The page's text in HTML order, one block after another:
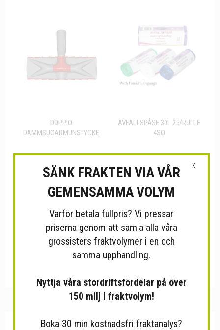
DOPPIO
DAMMSUGARMUNSTYCKE
AVFALLSPÅSE 30L 25/RULLE
4SO
X
SÄNK FRAKTEN VIA VÅR
GEMENSAMMA VOLYM
Varför betala fullpris? Vi pressar
priserna genom att samla alla våra
grossisters fraktvolymer i en och
samma upphandling.
Nyttja våra stordriftsfördelar på över
150 milj i fraktvolym!
Boka 30 min kostnadsfri fraktanalys?